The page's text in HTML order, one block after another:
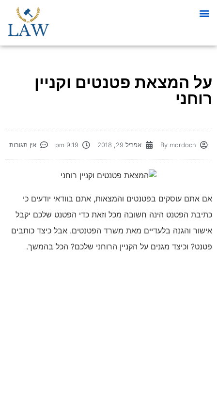
על המצאת פטנטים וקניין
רוחני
By mordoch אפריל 29, 2018 9:19 pm אין תגובות
אם אתם עוסקים בפטנטים והמצאות, אתם בוודאי יודעים כי
כתיבת הפטנט הינה חשובה מכל וזאת כדי הפטנט שלכם יקבל
אישור והגנה בלעדיים מאת משרד הפטנטים. אבל כיצד כותבים
פטנט? וכיצד מגנים על הקניין הרוחני שלכם? הכל בהמשך.